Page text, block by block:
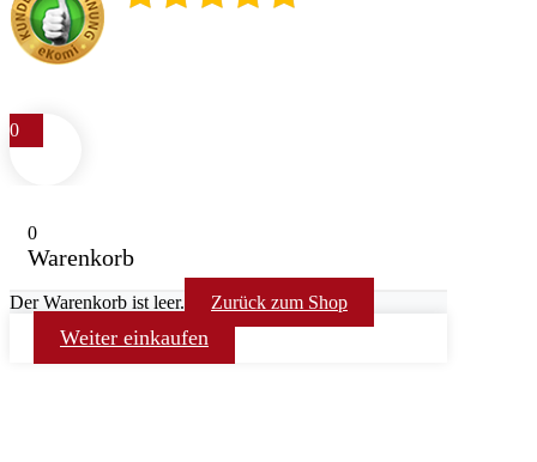
0
0
Warenkorb
Der Warenkorb ist leer. Zurück zum Shop
Weiter einkaufen